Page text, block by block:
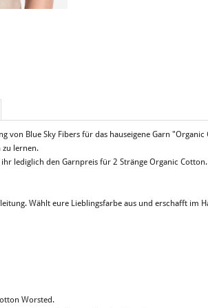
von Blue Sky Fibers für das hauseigene Garn
zu lernen.
lediglich den Garnpreis für 2 Stränge Organic
Wählt eure Lieblingsfarbe aus und erschafft im
Worsted.